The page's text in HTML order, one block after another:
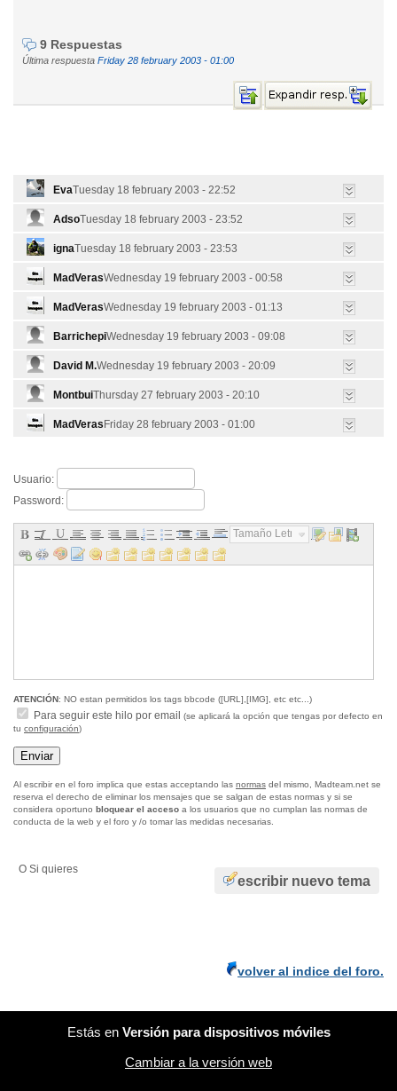
9 Respuestas
Última respuesta Friday 28 february 2003 - 01:00
EvaTuesday 18 february 2003 - 22:52
AdsoTuesday 18 february 2003 - 23:52
ignaTuesday 18 february 2003 - 23:53
MadVerasWednesday 19 february 2003 - 00:58
MadVerasWednesday 19 february 2003 - 01:13
BarrichepiWednesday 19 february 2003 - 09:08
David M.Wednesday 19 february 2003 - 20:09
MontbuiThursday 27 february 2003 - 20:10
MadVeras Friday 28 february 2003 - 01:00
Usuario:
Password:
Tamaño Letra...
ATENCIÓN: NO estan permitidos los tags bbcode ([URL],[IMG], etc etc...)
Para seguir este hilo por email
(se aplicará la opción que tengas por defecto en
tu configuración)
Al escribir en el foro implica que estas acceptando las normas del mismo, Madteam.net se
reserva el derecho de eliminar los mensajes que se salgan de estas normas y si se
considera oportuno bloquear el acceso a los usuarios que no cumplan las normas de
conducta de la web y el foro y /o tomar las medidas necesarias.
escribir nuevo tema
O Si quieres
volver al indice del foro.
Estás en Versión para dispositivos móviles
Cambiar a la versión web